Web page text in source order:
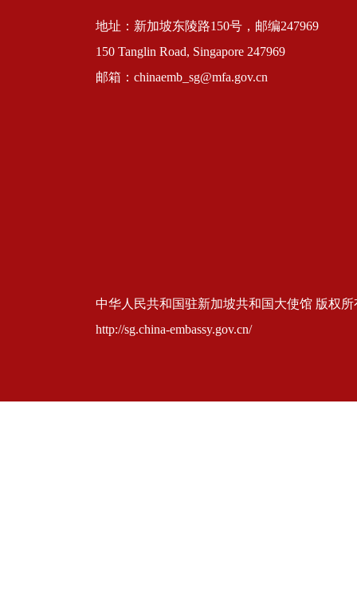
地址：新加坡东陵路150号，邮编247969
150 Tanglin Road, Singapore 247969
邮箱：chinaemb_sg@mfa.gov.cn
中华人民共和国驻新加坡共和国大使馆 版权所
http://sg.china-embassy.gov.cn/